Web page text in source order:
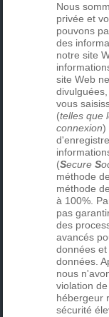
Nous
privée et
pouvons
des
notre site
site Web
vous
(telles que
connexion)
(SecureS
méthode
méthode
à 100%.
pas
des
avancés
données
données.
nous
violation
hébergeur
sécurité